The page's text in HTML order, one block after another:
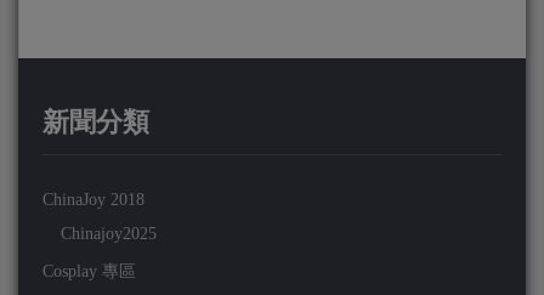
新聞分類
ChinaJoy 2018
Chinajoy2025
Cosplay 專區